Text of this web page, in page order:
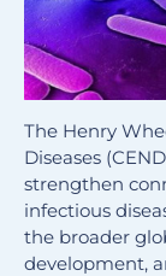
The Henry
Diseases
strengthen
infectious
the broader
development,